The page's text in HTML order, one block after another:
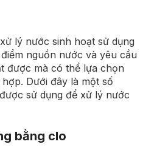
lý nước sinh hoạt sử dụng
nguồn nước và yêu cầu
được mà có thể lựa chọn
Dưới đây là một số
sử dụng để xử lý nước
bằng clo